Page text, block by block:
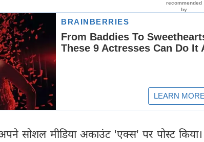
सोशल मीडिया अकाउंट 'एक्स' पर पोस्ट किया।